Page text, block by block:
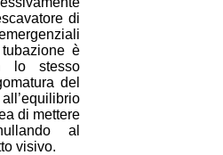
di
è
lo stesso
del
di mettere
al
visivo.